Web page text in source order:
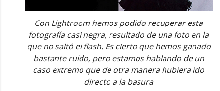
Con Lightroom hemos podido recuperar esta
fotografía casi negra, resultado de una foto en la
que no saltó el flash. Es cierto que hemos ganado
bastante ruido, pero estamos hablando de un
caso extremo que de otra manera hubiera ido
directo a la basura